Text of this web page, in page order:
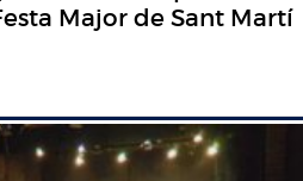
Major de Sant Martí